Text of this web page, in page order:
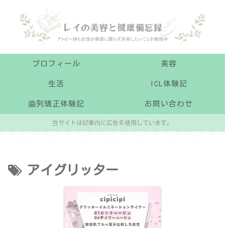
プロフィール 美容
生活 ICL体験記
歯列矯正体験記 お問い合わせ
当サイトは記事内に広告を使用しています。
アイグリッター